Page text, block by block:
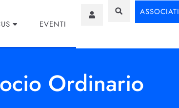
EVENTI
ASSOCIATI
Ordinario